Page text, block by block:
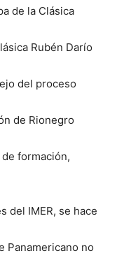
de la Clásica
Rubén Darío
del proceso
de Rionegro
formación,
del IMER, se hace
Panamericano no